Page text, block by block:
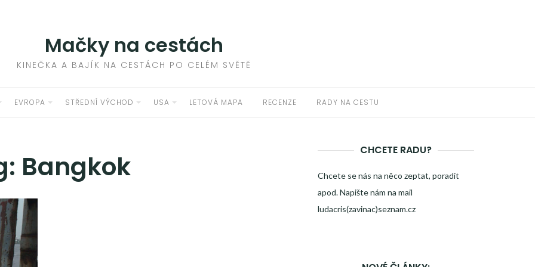
Mačky na cestách
KINEČKA A BAJÍK NA CESTÁCH PO CELÉM SVĚTĚ
EVROPA STŘEDNÍ VÝCHOD USA LETOVÁ MAPA RECENZE RADY NA CESTU
Bangkok CHCETE RADU?
Chcete se nás na něco zeptat, poradit
apod. Napište nám na mail
ludacris(zavinac)seznam.cz